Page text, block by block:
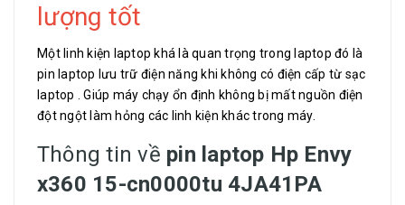
lượng tốt
Một linh kiện laptop khá là quan trọng trong laptop đó là
pin laptop lưu trữ điện năng khi không có điện cấp từ sạc
laptop . Giúp máy chạy ổn định không bị mất nguồn điện
đột ngột làm hỏng các linh kiện khác trong máy.
Thông tin về pin laptop Hp Envy
x360 15-cn0000tu 4JA41PA